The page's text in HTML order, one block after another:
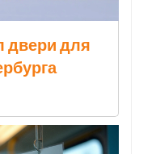
двери для